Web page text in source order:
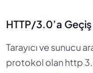
HTTP/3.0’a Geçiş
Tarayıcı ve sunucu
protokol olan http